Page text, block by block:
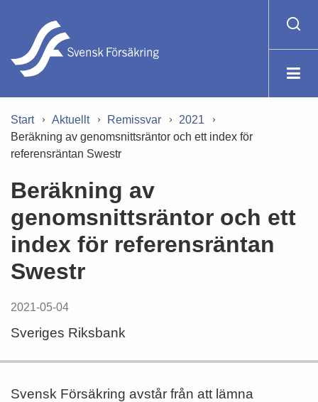
Start Aktuellt Remissvar
2021
Beräkning av genomsnittsräntor och ett index för
referensräntan Swestr
Beräkning av
genomsnittsräntor och ett
index för referensräntan
Swestr
2021-05-04
Sveriges Riksbank
Svensk Försäkring avstår från att lämna